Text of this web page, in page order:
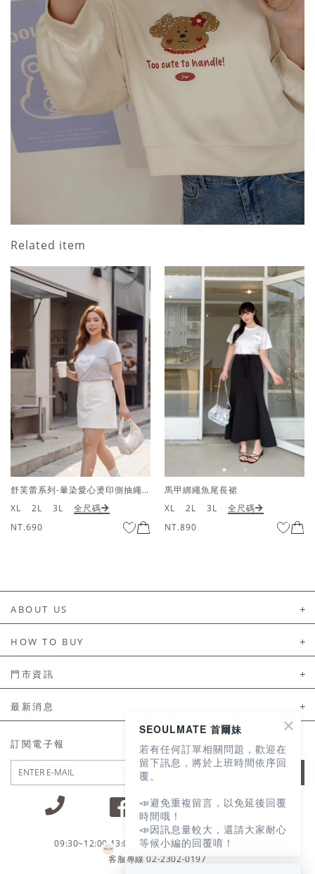
Related item
舒芙蕾系列-暈染愛心燙印側抽繩短版上衣
XL
2L 3L
全尺碼
NT.690
馬甲綁繩魚尾長裙
XL
2L 3L
全尺碼
NT.890
ABOUT US
HOW TO BUY
如何購買
會員常見問題
訂單常見問題
商品售後服務
電子發票
門市資訊
門市資訊
最新消息
訂閱電子報
09:30~12:00 13:00~18:30 / Mon - Fri(例假日除外)
客服專線 02-2302-0197
SEOULMATE 首爾妹
若有任何訂單相關問題，歡迎在
留下訊息，將於上班時間依序回
覆。
📣避免重複留言，以免延後回覆
時間哦！
📣因訊息量較大，還請大家耐心
等候小編的回覆唷！